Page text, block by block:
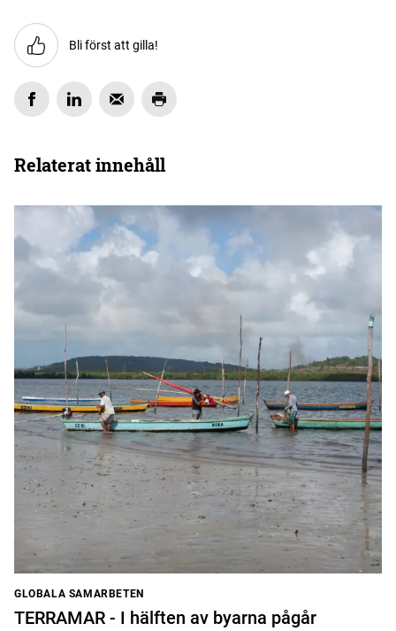
Bli först att gilla!
Relaterat innehåll
GLOBALA SAMARBETEN
TERRAMAR - I hälften av byarna pågår